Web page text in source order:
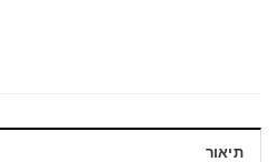
תיאור